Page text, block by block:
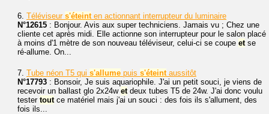
6. Téléviseur s'éteinten actionnant interrupteur du luminaire
N°12615 : Bonjour. Avis aux super techniciens. Jamais vu ; Chez une
cliente cet après midi. Elle actionne son interrupteur pour le salon placé
à moins d'1 mètre de son nouveau téléviseur, celui-ci se coupe etse
ré-allume. On...
7. Tube néon T5 qui s'allume puis s'éteintaussitôt
N°17793 : Bonsoir, Je suis aquariophile. J'ai un petit souci, je viens de
recevoir un ballast glo 2x24w etdeux tubes T5 de 24w. J'ai donc voulu
tester toutce matériel mais j'ai un souci : des fois ils s'allument, des
fois ils...